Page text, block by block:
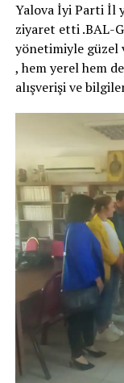
Yalova İyi Parti İl
ziyaret etti .BAL-
yönetimiyle güzel
, hem yerel hem
alışverişi ve